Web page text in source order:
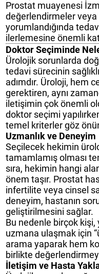
Prostat muayenesi
değerlendirmeler
yorumlandığında
ilerlemesine önemli
Doktor Seçiminde
Ürolojik sorunlarda
tedavi sürecinin
adımdır. Üroloji, hem
gerektiren, aynı
iletişimin çok önemli
doktor seçimi
temel kriterler göz
Uzmanlık ve Deneyim
Seçilecek hekimin
tamamlamış olması
sıra, hekimin hangi
önem taşır. Prostat
infertilite veya cinsel
deneyim, hastanın
geliştirilmesini sağlar.
Bu nedenle birçok kişi,
uzmana ulaşmak için
arama yaparak hem
birlikte
İletişim ve Hasta